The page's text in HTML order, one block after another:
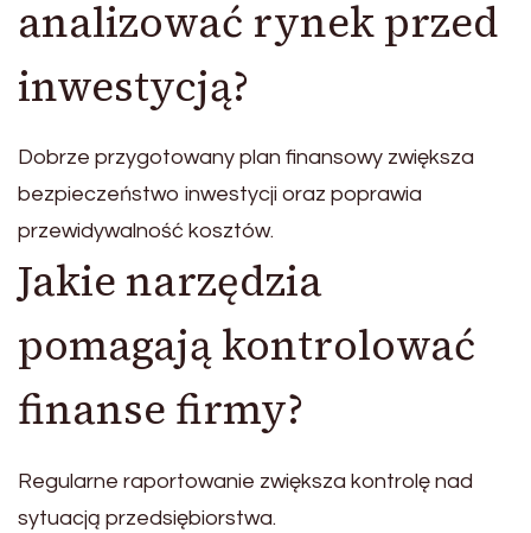
analizować rynek przed
inwestycją?
Dobrze przygotowany plan finansowy zwiększa
bezpieczeństwo inwestycji oraz poprawia
przewidywalność kosztów.
Jakie narzędzia
pomagają kontrolować
finanse firmy?
Regularne raportowanie zwiększa kontrolę nad
sytuacją przedsiębiorstwa.